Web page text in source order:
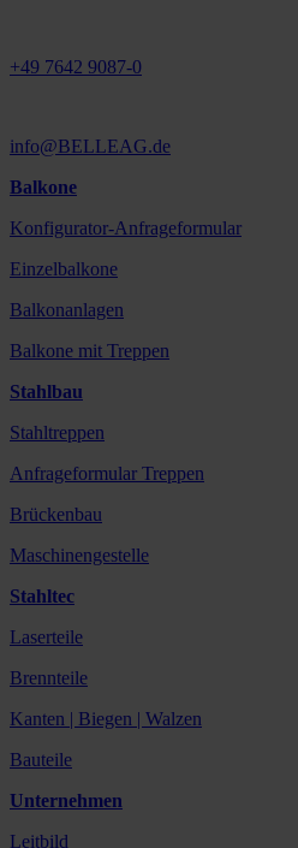
+49 7642 9087-0
info@BELLEAG.de
Balkone
Konfigurator-Anfrageformular
Einzelbalkone
Balkonanlagen
Balkone mit Treppen
Stahlbau
Stahltreppen
Anfrageformular Treppen
Brückenbau
Maschinengestelle
Stahltec
Laserteile
Brennteile
Kanten | Biegen | Walzen
Bauteile
Unternehmen
Leitbild